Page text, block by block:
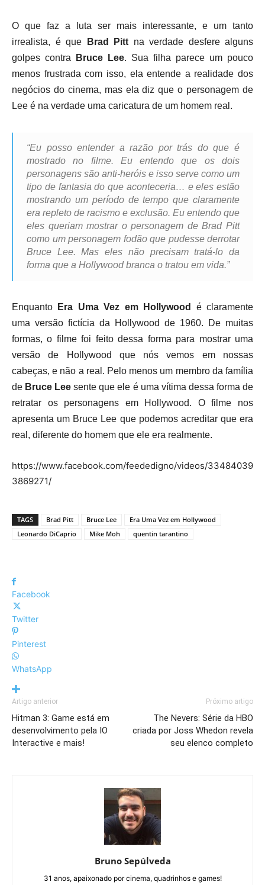
O que faz a luta ser mais interessante, e um tanto
irrealista, é que
Brad Pitt na verdade desfere alguns
golpes contra
Bruce Lee. Sua filha parece um pouco
menos frustrada com isso, ela entende a realidade dos
negócios do cinema, mas ela diz que o personagem de
Lee é na verdade uma caricatura de um homem real.
“Eu posso entender a razão por trás do que é
mostrado no filme. Eu entendo que os dois
personagens são anti-heróis e isso serve como um
tipo de fantasia do que aconteceria… e eles estão
mostrando um período de tempo que claramente
era repleto de racismo e exclusão. Eu entendo que
eles queriam mostrar o personagem de Brad Pitt
como um personagem fodão que pudesse derrotar
Bruce Lee. Mas eles não precisam tratá-lo da
forma que a Hollywood branca o tratou em vida.”
Enquanto Era Uma Vez em Hollywood
é claramente
uma versão fictícia da Hollywood de 1960. De muitas
formas, o filme foi feito dessa forma para mostrar uma
versão de Hollywood que nós vemos em nossas
cabeças, e não a real. Pelo menos um membro da família
de Bruce Lee sente que ele é uma vítima dessa forma de
retratar os personagens em Hollywood. O filme nos
apresenta um Bruce Lee que podemos acreditar que era
real, diferente do homem que ele era realmente.
https://www.facebook.com/feededigno/videos/33484039
3869271/
TAGS Brad Pitt Bruce Lee
Era Uma Vez em Hollywood
Leonardo DiCaprio
Mike Moh quentin tarantino
Facebook
Twitter
Pinterest
WhatsApp
Artigo anterior
Hitman 3: Game está em
desenvolvimento pela IO
Interactive e mais!
Próximo artigo
The Nevers: Série da HBO
criada por Joss Whedon revela
seu elenco completo
Bruno Sepúlveda
31 anos, apaixonado por cinema, quadrinhos e games!